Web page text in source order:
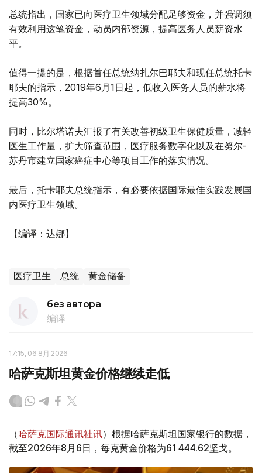
总统指出，国家已向医疗卫生领域分配足够资金，并强调须
有效利用这笔资金，动员内部资源，提高医务人员薪资水
平。
值得一提的是，根据首任总统纳扎尔巴耶夫和现任总统托卡
耶夫的指示，2019年6月1日起，低收入医务人员的薪水将
提高30%。
同时，比尔塔诺夫汇报了有关改善初级卫生保健质量，减轻
医生工作量，扩大筛查范围，医疗服务数字化以及在努尔-
苏丹市建立国家癌症中心等项目工作的落实情况。
最后，托卡耶夫总统指示，有必要依据国际最佳实践发展国
内医疗卫生领域。
【编译：达娜】
医疗卫生 总统 黄金储备
без автора
编译
17:15, 06 8月 2026
哈萨克斯坦黄金价格继续走低
（哈萨克国际通讯社讯）根据哈萨克斯坦国家银行的数据，
截至2026年8月6日，每克黄金价格为61 444.62坚戈。